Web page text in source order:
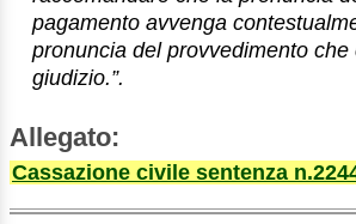
pagamento avvenga
pronuncia del provvedimento che
giudizio.”.
Allegato:
Cassazione civile sentenza